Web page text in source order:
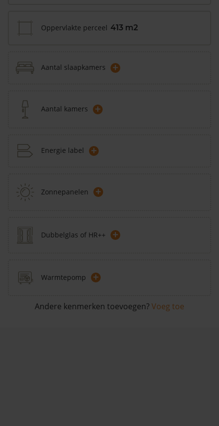
Oppervlakte perceel 413 m2
Aantal slaapkamers +
Aantal kamers +
Energie label +
Zonnepanelen +
Dubbelglas of HR++ +
Warmtepomp +
Andere kenmerken toevoegen? Voeg toe